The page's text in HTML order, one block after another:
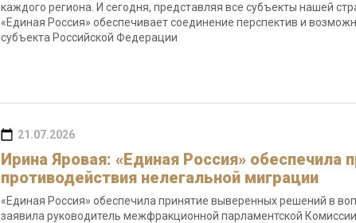
каждого региона. И сегодня, представляя все субъекты нашей
«Единая Россия» обеспечивает соединение перспектив и
субъекта Российской Федерации
21.07.2026
Ирина Яровая: «Единая Россия»
противодействия нелегальной миграции
«Единая Россия» обеспечила принятие выверенных решений в
заявила руководитель межфракционной парламентской